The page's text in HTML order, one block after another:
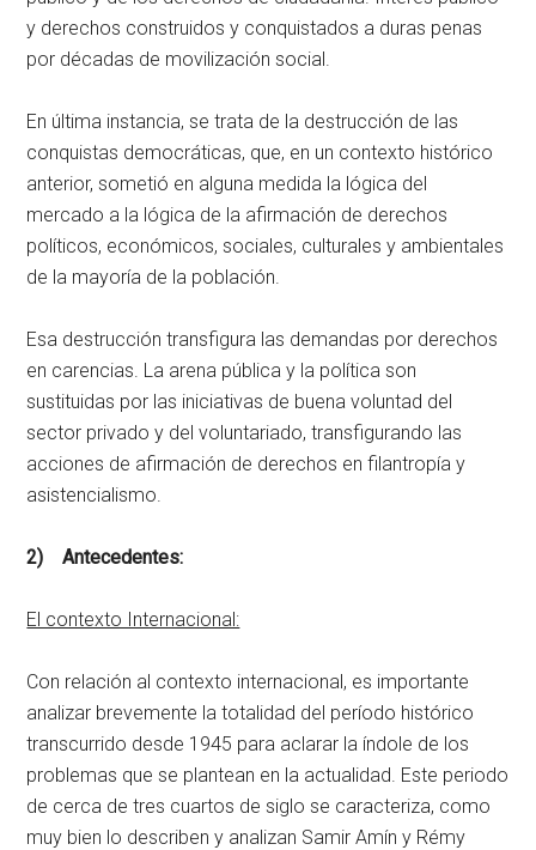
y derechos construidos y conquistados a duras penas
por décadas de movilización social.
En última instancia, se trata de la destrucción de las
conquistas democráticas, que, en un contexto histórico
anterior, sometió en alguna medida la lógica del
mercado a la lógica de la afirmación de derechos
políticos, económicos, sociales, culturales y ambientales
de la mayoría de la población.
Esa destrucción transfigura las demandas por derechos
en carencias. La arena pública y la política son
sustituidas por las iniciativas de buena voluntad del
sector privado y del voluntariado, transfigurando las
acciones de afirmación de derechos en filantropía y
asistencialismo.
2) Antecedentes:
El contexto Internacional:
Con relación al contexto internacional, es importante
analizar brevemente la totalidad del período histórico
transcurrido desde 1945 para aclarar la índole de los
problemas que se plantean en la actualidad. Este periodo
de cerca de tres cuartos de siglo se caracteriza, como
muy bien lo describen y analizan Samir Amín y Rémy